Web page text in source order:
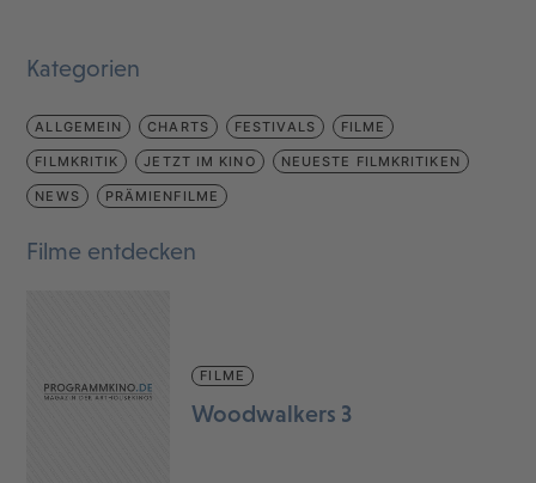
Kategorien
ALLGEMEIN CHARTS FESTIVALS FILME
FILMKRITIK JETZT IM KINO NEUESTE FILMKRITIKEN
NEWS PRÄMIENFILME
Filme entdecken
FILME
Woodwalkers 3